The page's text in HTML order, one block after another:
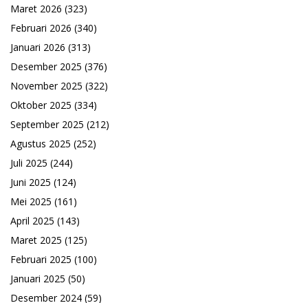
Maret 2026 (323)
Februari 2026 (340)
Januari 2026 (313)
Desember 2025 (376)
November 2025 (322)
Oktober 2025 (334)
September 2025 (212)
Agustus 2025 (252)
Juli 2025 (244)
Juni 2025 (124)
Mei 2025 (161)
April 2025 (143)
Maret 2025 (125)
Februari 2025 (100)
Januari 2025 (50)
Desember 2024 (59)